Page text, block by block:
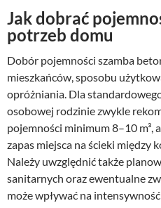
Jak dobrać
potrzeb domu
Dobór pojemności szamba
mieszkańców, sposobu
opróżniania. Dla
osobowej rodzinie zwykle
pojemności minimum 8–10 m³,
zapas miejsca na ścieki między
Należy uwzględnić także
sanitarnych oraz ewentualne
może wpływać na